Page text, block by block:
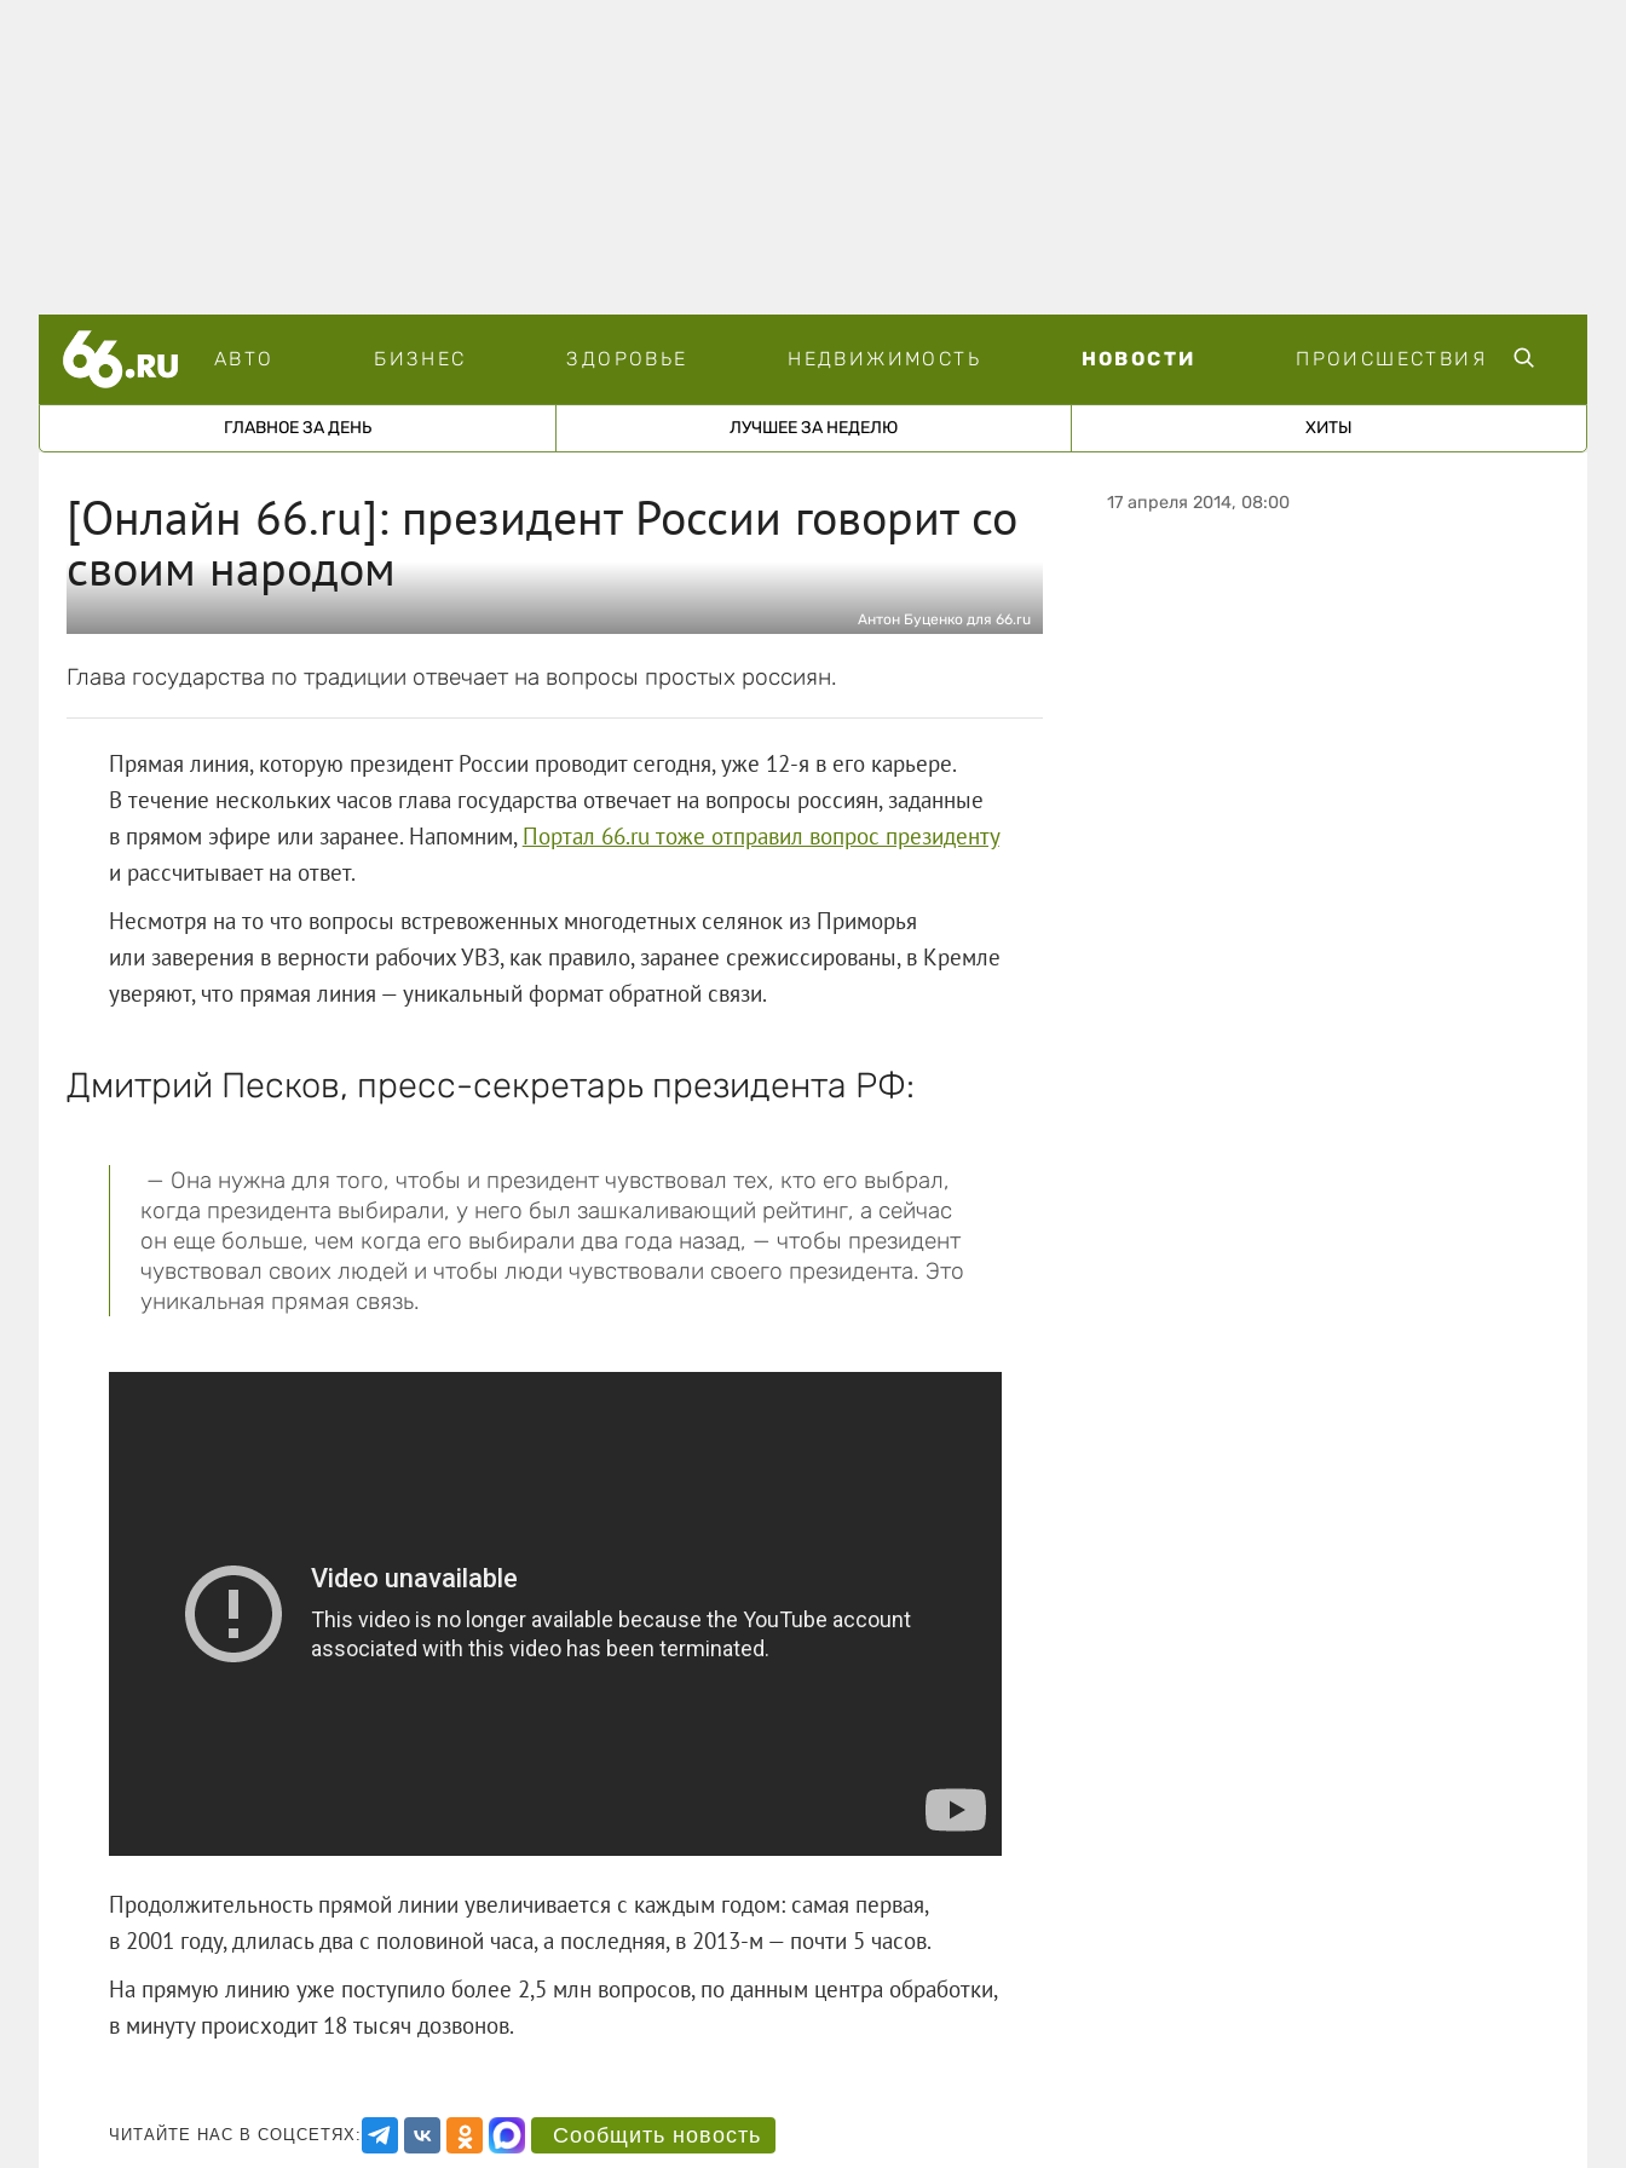
АВТО БИЗНЕС ЗДОРОВЬЕ НЕДВИЖИМОСТЬ НОВОСТИ ПРОИСШЕСТВИЯ
ГЛАВНОЕ ЗА ДЕНЬ ЛУЧШЕЕ ЗА НЕДЕЛЮ ХИТЫ
[Онлайн 66.ru]: президент России говорит со
своим народом
Антон Буценко для 66.ru
Глава государства по традиции отвечает на вопросы простых россиян.
Прямая линия, которую президент России проводит сегодня, уже 12-я в его карьере.
В течение нескольких часов глава государства отвечает на вопросы россиян, заданные
в прямом эфире или заранее. Напомним, Портал 66.ru тоже отправил вопрос президенту
и рассчитывает на ответ.
Несмотря на то что вопросы встревоженных многодетных селянок из Приморья
или заверения в верности рабочих УВЗ, как правило, заранее срежиссированы, в Кремле
уверяют, что прямая линия — уникальный формат обратной связи.
Дмитрий Песков, пресс-секретарь президента РФ:
— Она нужна для того, чтобы и президент чувствовал тех, кто его выбрал,
когда президента выбирали, у него был зашкаливающий рейтинг, а сейчас
он еще больше, чем когда его выбирали два года назад, — чтобы президент
чувствовал своих людей и чтобы люди чувствовали своего президента. Это
уникальная прямая связь.
Продолжительность прямой линии увеличивается с каждым годом: самая первая,
в 2001 году, длилась два с половиной часа, а последняя, в 2013-м — почти 5 часов.
На прямую линию уже поступило более 2,5 млн вопросов, по данным центра обработки,
в минуту происходит 18 тысяч дозвонов.
ЧИТАЙТЕ НАС В СОЦСЕТЯХ: Сообщить новость
17 апреля 2014, 08:00